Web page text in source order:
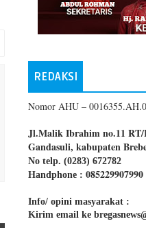
REDAKSI
Nomor AHU –
Jl.Malik Ibrahim no.11 RT/
Gandasuli, kabupaten
No telp. (0283) 672782
Handphone : 085229907990
Info/ opini masyarakat :
Kirim email ke